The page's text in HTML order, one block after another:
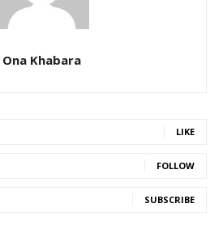
Ona Khabara
LIKE
FOLLOW
SUBSCRIBE